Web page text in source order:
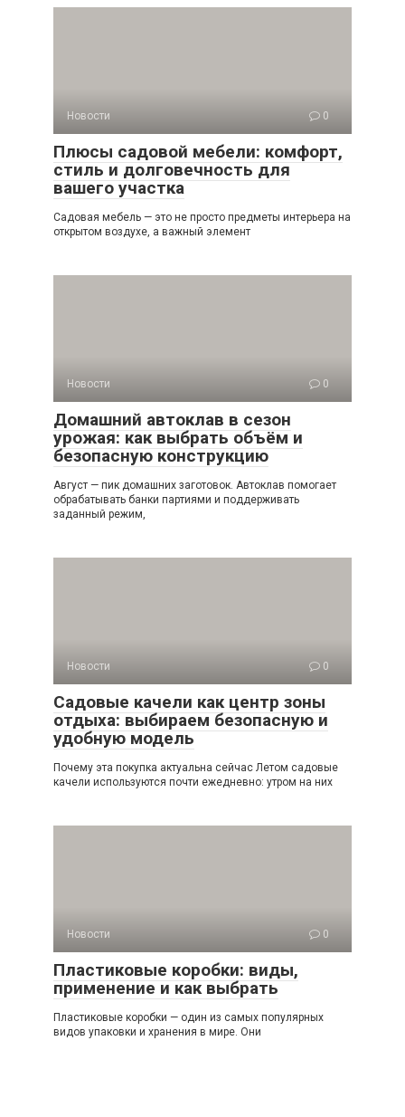
Новости 0
Плюсы садовой мебели: комфорт,
стиль и долговечность для
вашего участка
Садовая мебель — это не просто предметы интерьера на
открытом воздухе, а важный элемент
Новости 0
Домашний автоклав в сезон
урожая: как выбрать объём и
безопасную конструкцию
Август — пик домашних заготовок. Автоклав помогает
обрабатывать банки партиями и поддерживать
заданный режим,
Новости 0
Садовые качели как центр зоны
отдыха: выбираем безопасную и
удобную модель
Почему эта покупка актуальна сейчас Летом садовые
качели используются почти ежедневно: утром на них
Новости 0
Пластиковые коробки: виды,
применение и как выбрать
Пластиковые коробки — один из самых популярных
видов упаковки и хранения в мире. Они